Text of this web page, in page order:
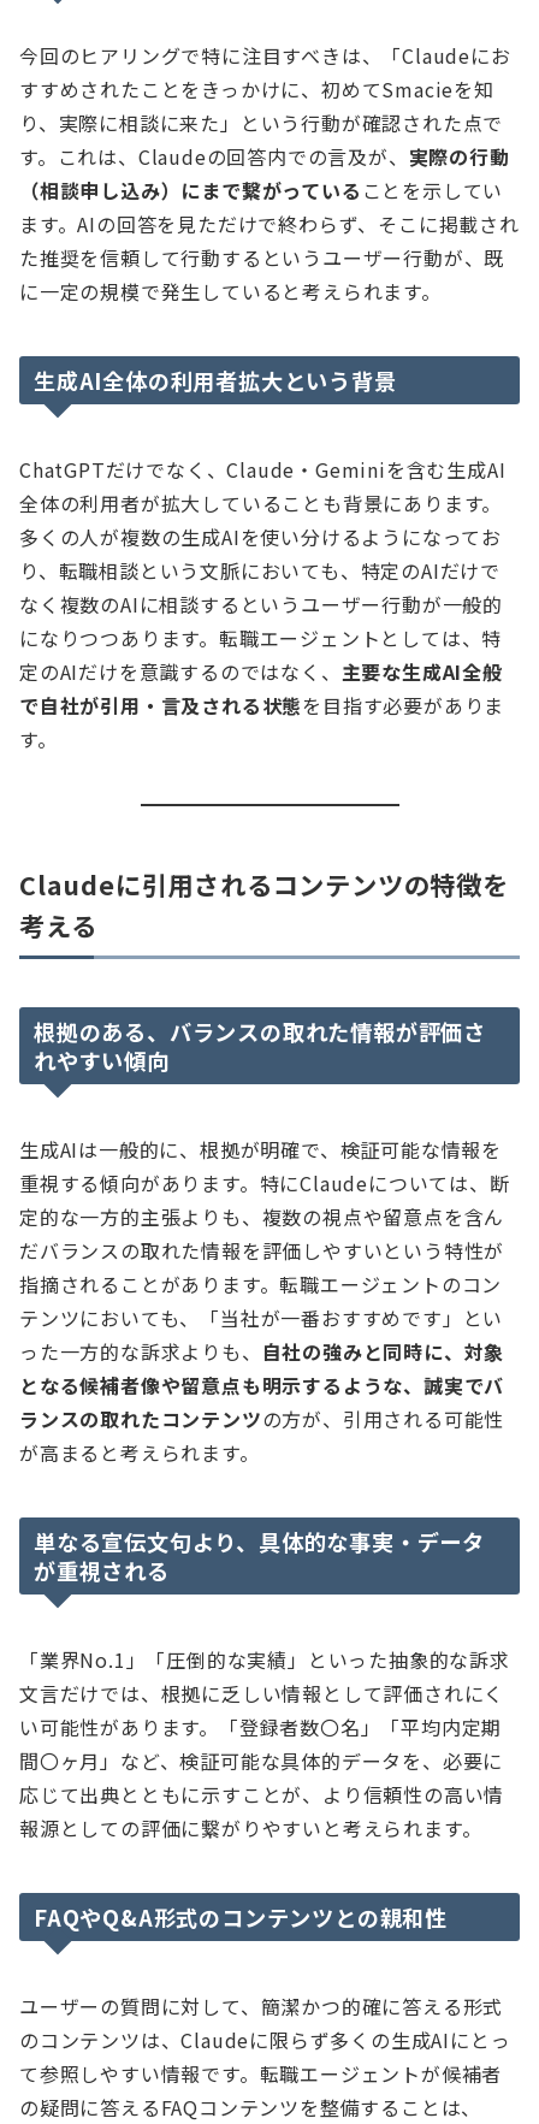
今回のヒアリングで特に注目すべきは、「Claudeにお
すすめされたことをきっかけに、初めてSmacieを知
り、実際に相談に来た」という行動が確認された点で
す。これは、Claudeの回答内での言及が、 実際の行動
（相談申し込み）にまで繋がっている ことを示してい
ます。AIの回答を見ただけで終わらず、そこに掲載され
た推奨を信頼して行動するというユーザー行動が、既
に一定の規模で発生していると考えられます。
生成AI全体の利用者拡大という背景
ChatGPTだけでなく、Claude・Geminiを含む生成AI
全体の利用者が拡大していることも背景にあります。
多くの人が複数の生成AIを使い分けるようになってお
り、転職相談という文脈においても、特定のAIだけで
なく複数のAIに相談するというユーザー行動が一般的
になりつつあります。転職エージェントとしては、特
定のAIだけを意識するのではなく、 主要な生成AI全般
で自社が引用・言及される状態を目指す必要がありま
す。
Claudeに引用されるコンテンツの特徴を
考える
根拠のある、バランスの取れた情報が評価さ
れやすい傾向
生成AIは一般的に、根拠が明確で、検証可能な情報を
重視する傾向があります。特にClaudeについては、断
定的な一方的主張よりも、複数の視点や留意点を含ん
だバランスの取れた情報を評価しやすいという特性が
指摘されることがあります。転職エージェントのコン
テンツにおいても、「当社が一番おすすめです」とい
った一方的な訴求よりも、 自社の強みと同時に、対象
となる候補者像や留意点も明示するような、誠実でバ
ランスの取れたコンテンツの方が、引用される可能性
が高まると考えられます。
単なる宣伝文句より、具体的な事実・データ
が重視される
「業界No.1」「圧倒的な実績」といった抽象的な訴求
文言だけでは、根拠に乏しい情報として評価されにく
い可能性があります。「登録者数〇名」「平均内定期
間〇ヶ月」など、検証可能な具体的データを、必要に
応じて出典とともに示すことが、より信頼性の高い情
報源としての評価に繋がりやすいと考えられます。
FAQやQ&A形式のコンテンツとの親和性
ユーザーの質問に対して、簡潔かつ的確に答える形式
のコンテンツは、Claudeに限らず多くの生成AIにとっ
て参照しやすい情報です。転職エージェントが候補者
の疑問に答えるFAQコンテンツを整備することは、